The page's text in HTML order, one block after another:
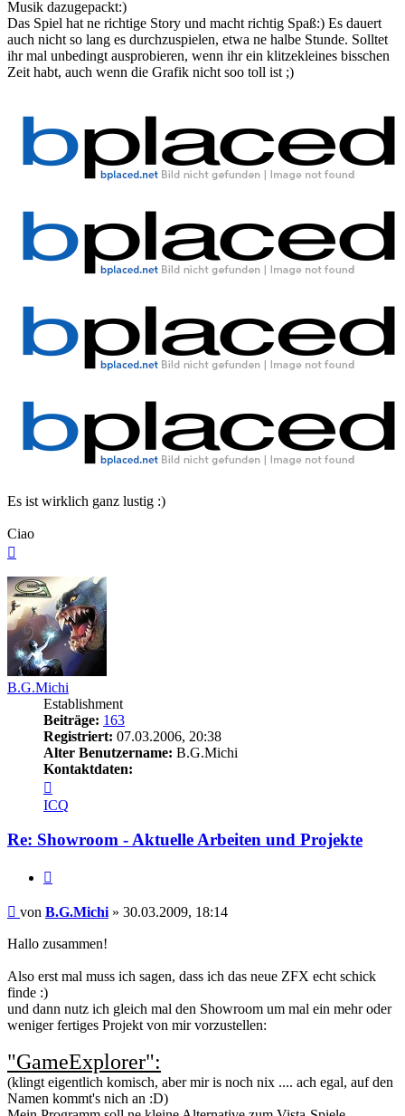
Musik dazugepackt:)
Das Spiel hat ne richtige Story und macht richtig Spaß:) Es dauert
auch nicht so lang es durchzuspielen, etwa ne halbe Stunde. Solltet
ihr mal unbedingt ausprobieren, wenn ihr ein klitzekleines bisschen
Zeit habt, auch wenn die Grafik nicht soo toll ist ;)
Es ist wirklich ganz lustig :)
Ciao
B.G.Michi
Establishment
Beiträge: 163
Registriert: 07.03.2006, 20:38
Alter Benutzername: B.G.Michi
Kontaktdaten:
von
B.G.Michi
ICQ
Re: Showroom - Aktuelle Arbeiten und Projekte
Beitrag
von B.G.Michi » 30.03.2009, 18:14
Hallo zusammen!
Also erst mal muss ich sagen, dass ich das neue ZFX echt schick
finde :)
und dann nutz ich gleich mal den Showroom um mal ein mehr oder
weniger fertiges Projekt von mir vorzustellen:
"GameExplorer":
(klingt eigentlich komisch, aber mir is noch nix .... ach egal, auf den
Namen kommt's nich an :D)